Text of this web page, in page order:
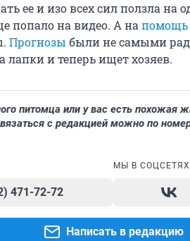
ее и изо всех сил ползла на
попало на видео. А на помощь
Прогнозы были не самыми
лапки и теперь ищет хозяев.
питомца или у вас есть похожая
с редакцией можно по
471-72-72
МЫ В СОЦСЕТЯХ
Написать в редакцию